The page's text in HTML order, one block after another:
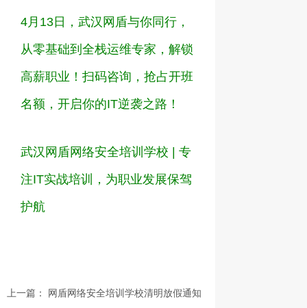
4月 13 日，武汉网盾与你同行，
从零基础到全栈运维专家，解锁
高薪职业！ 扫码咨询，抢占开班
名额，开启你的IT逆袭之路！
武汉网盾网络安全培训学校
专
注IT实战培训，为职业发展保驾
护航
上一篇：
网盾网络安全培训学校清明放假通知